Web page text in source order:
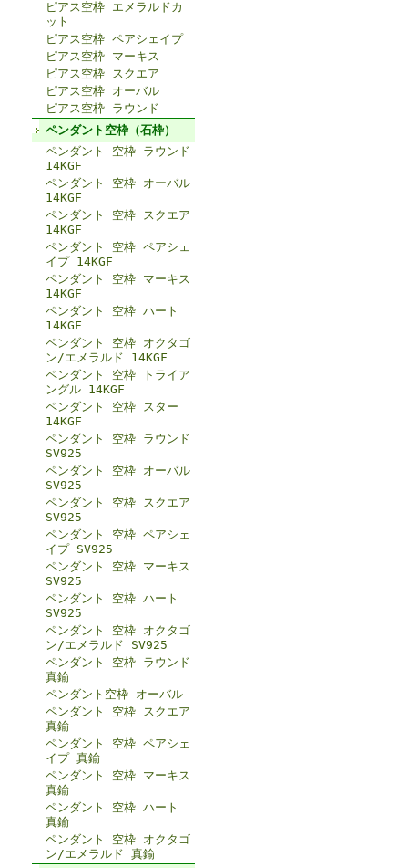
ピアス空枠 エメラルドカ
ット
ピアス空枠 ペアシェイプ
ピアス空枠 マーキス
ピアス空枠 スクエア
ピアス空枠 オーバル
ピアス空枠 ラウンド
ペンダント空枠（石枠）
ペンダント 空枠 ラウンド
14KGF
ペンダント 空枠 オーバル
14KGF
ペンダント 空枠 スクエア
14KGF
ペンダント 空枠 ペアシェ
イプ 14KGF
ペンダント 空枠 マーキス
14KGF
ペンダント 空枠 ハート
14KGF
ペンダント 空枠 オクタゴ
ン/エメラルド 14KGF
ペンダント 空枠 トライア
ングル 14KGF
ペンダント 空枠 スター
14KGF
ペンダント 空枠 ラウンド
SV925
ペンダント 空枠 オーバル
SV925
ペンダント 空枠 スクエア
SV925
ペンダント 空枠 ペアシェ
イプ SV925
ペンダント 空枠 マーキス
SV925
ペンダント 空枠 ハート
SV925
ペンダント 空枠 オクタゴ
ン/エメラルド SV925
ペンダント 空枠 ラウンド
真鍮
ペンダント空枠 オーバル
ペンダント 空枠 スクエア
真鍮
ペンダント 空枠 ペアシェ
イプ 真鍮
ペンダント 空枠 マーキス
真鍮
ペンダント 空枠 ハート
真鍮
ペンダント 空枠 オクタゴ
ン/エメラルド 真鍮